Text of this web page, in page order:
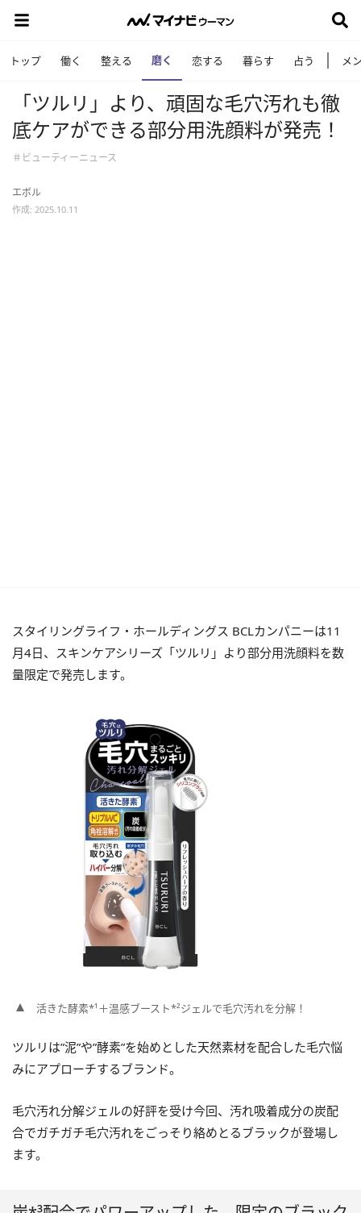
トップ 働く 整える 磨く 恋する 暮らす 占う メ
「ツルリ」より、頑固な毛穴汚れも徹
底ケアができる部分用洗顔料が発売！
＃ビューティーニュース
エボル
作成: 2025.10.11
スタイリングライフ・ホールディングス BCLカンパニーは11
月4日、スキンケアシリーズ「ツルリ」より部分用洗顔料を数
量限定で発売します。
活きた酵素*¹＋温感ブースト*²ジェルで毛穴汚れを分解！
ツルリは”泥”や”酵素”を始めとした天然素材を配合した毛穴悩
みにアプローチするブランド。
毛穴汚れ分解ジェルの好評を受け今回、汚れ吸着成分の炭配
合でガチガチ毛穴汚れをごっそり絡めとるブラックが登場し
ます。